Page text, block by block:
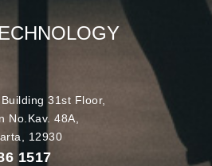
31st Floor,
No.Kav. 48A,
12930
1517